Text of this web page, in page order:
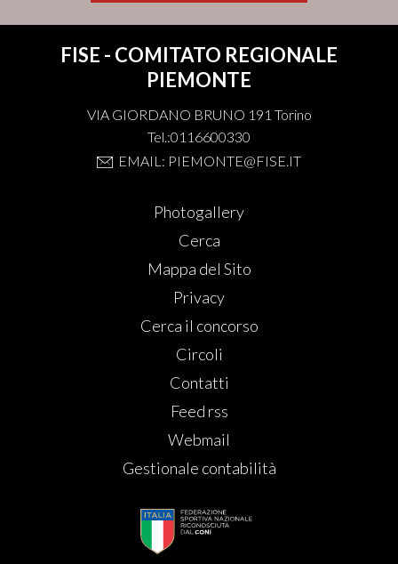
FISE - COMITATO REGIONALE
PIEMONTE
VIA GIORDANO BRUNO 191 Torino
Tel.:0116600330
EMAIL: PIEMONTE@FISE.IT
Photogallery
Cerca
Mappa del Sito
Privacy
Cerca il concorso
Circoli
Contatti
Feed rss
Webmail
Gestionale contabilità